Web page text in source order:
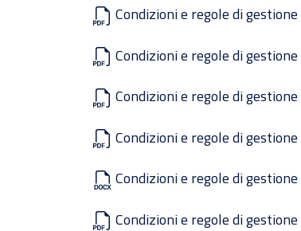
Condizioni e regole di
Condizioni e regole di
Condizioni e regole di
Condizioni e regole di
Condizioni e regole di gestione
Condizioni e regole di